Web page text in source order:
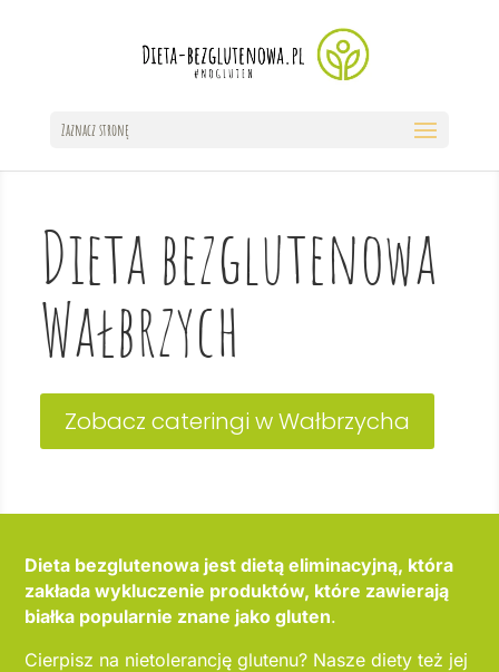
Zaznacz stronę
Dieta bezglutenowa
Wałbrzych
Zobacz cateringi w Wałbrzycha
Dieta bezglutenowa jest dietą eliminacyjną, która
zakłada wykluczenie produktów, które zawierają
białka popularnie znane jako gluten.
Cierpisz na nietolerancję glutenu? Nasze diety też jej